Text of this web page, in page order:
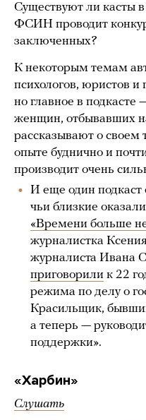
Существуют ли касты
ФСИН проводит
заключенных?
К некоторым темам
психологов, юристов и
но главное в подкасте
женщин, отбывавших
рассказывают о
опыте буднично и
производит очень
И еще один
чьи близкие
«Времени больше
журналистка
журналиста Ивана
приговорили к 22
режима по делу о
Красильщик,
а теперь —
поддержки».
«Харбин»
Слушать